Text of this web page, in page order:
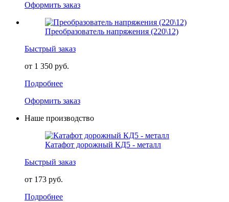
Оформить заказ
Преобразователь напряжения (220\12)
Быстрый заказ
от 1 350 руб.
Подробнее
Оформить заказ
Наше производство
Катафот дорожный КД5 - металл
Быстрый заказ
от 173 руб.
Подробнее